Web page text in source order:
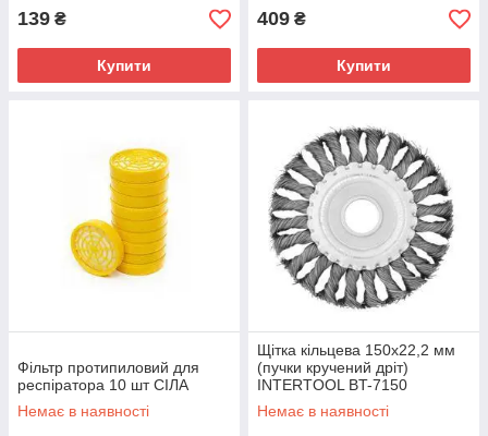
139 ₴
Купити
409 ₴
Купити
Фільтр протипиловий для
респіратора 10 шт СІЛА
Немає в наявності
Щітка кільцева 150x22,2 мм
(пучки кручений дріт)
INTERTOOL BT-7150
Немає в наявності